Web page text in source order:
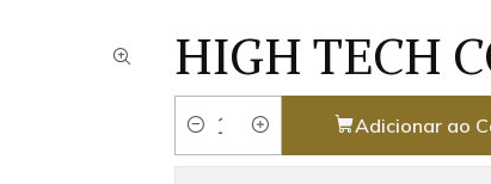
HIGH TECH
Quantidade
Adicionar ao